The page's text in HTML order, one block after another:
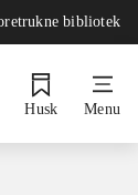
bibliotek
Husk Menu